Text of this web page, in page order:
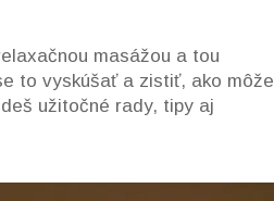
masážou a tou
to vyskúšať a zistiť, ako môže
užitočné rady, tipy aj